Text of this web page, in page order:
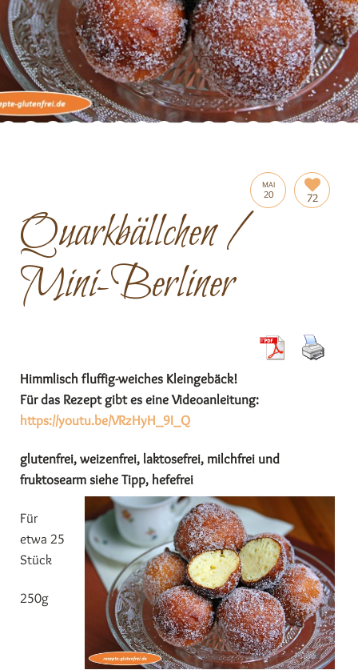
MAI
20 72
Quarkbällchen /
Mini-Berliner
Himmlisch fluffig-weiches Kleingebäck!
Für das Rezept gibt es eine Videoanleitung:
https://youtu.be/VRzHyH_9I_Q
glutenfrei, weizenfrei, laktosefrei, milchfrei und
fruktosearm siehe Tipp, hefefrei
Für
etwa 25
Stück
250g